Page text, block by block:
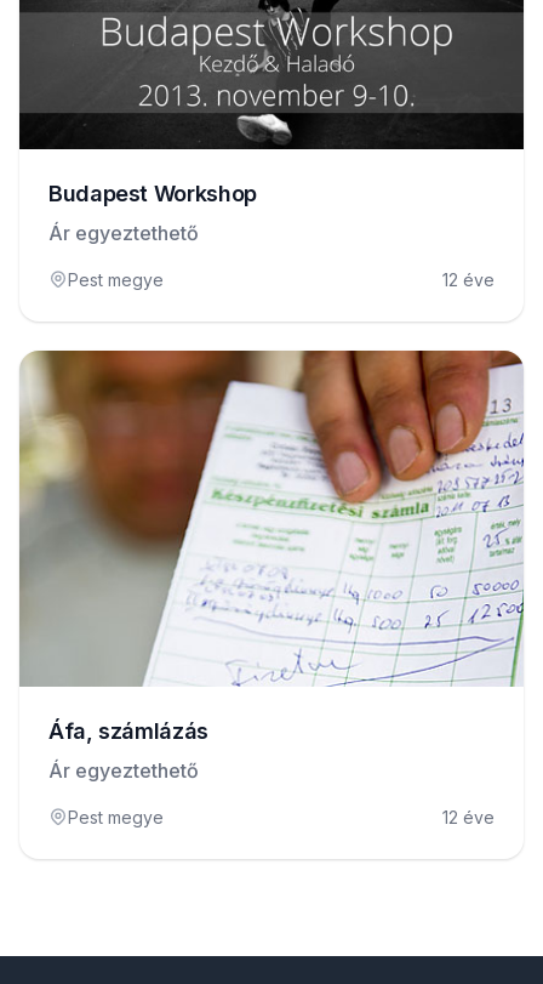
Budapest Workshop
Ár egyeztethető
Pest megye 12 éve
Áfa, számlázás
Ár egyeztethető
Pest megye 12 éve